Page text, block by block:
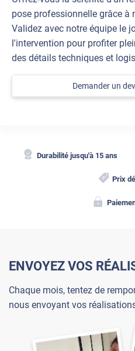
pose professionnelle grâce à
Validez avec notre équipe le
l'intervention pour profiter
des détails techniques et
Demander un
Durabilité jusqu'à 15 ans
Prix
ENVOYEZ VOS
Chaque mois, tentez de
nous envoyant vos